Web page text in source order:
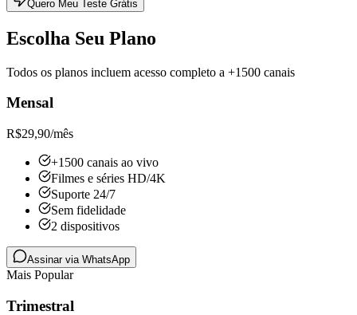
Quero Meu Teste Grátis
Escolha Seu Plano
Todos os planos incluem acesso completo a +1500 canais
Mensal
R$29,90/mês
+1500 canais ao vivo
Filmes e séries HD/4K
Suporte 24/7
Sem fidelidade
2 dispositivos
Assinar via WhatsApp
Mais Popular
Trimestral